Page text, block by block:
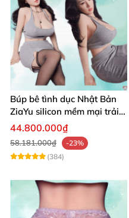
Búp bê tình dục Nhật Bản
ZiaYu silicon mềm mại trải
nghiệm thật
44.800.000₫
58.181.000₫
-23%
(384)